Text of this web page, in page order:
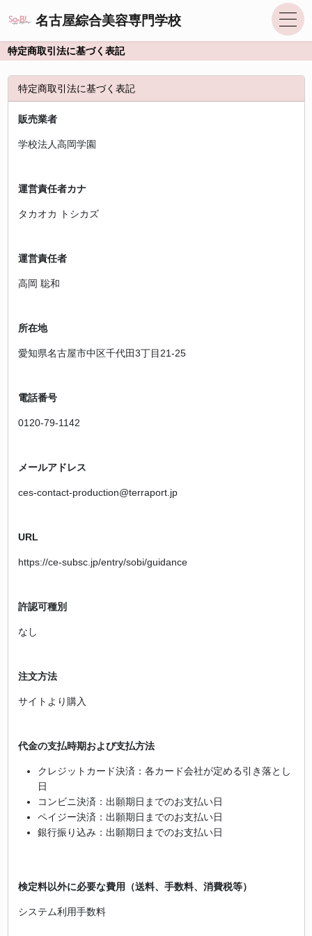
名古屋綜合美容専門学校
特定商取引法に基づく表記
特定商取引法に基づく表記
販売業者
学校法人高岡学園
運営責任者カナ
タカオカ トシカズ
運営責任者
高岡 聡和
所在地
愛知県名古屋市中区千代田3丁目21-25
電話番号
0120-79-1142
メールアドレス
ces-contact-production@terraport.jp
URL
https://ce-subsc.jp/entry/sobi/guidance
許認可種別
なし
注文方法
サイトより購入
代金の支払時期および支払方法
クレジットカード決済：各カード会社が定める引き落とし
日
コンビニ決済：出願期日までのお支払い日
ペイジー決済：出願期日までのお支払い日
銀行振り込み：出願期日までのお支払い日
検定料以外に必要な費用（送料、手数料、消費税等）
システム利用手数料